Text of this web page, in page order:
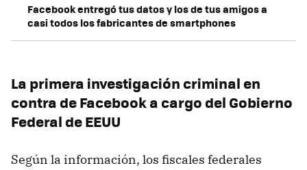
Facebook entregó tus datos y los de tus amigos a
casi todos los fabricantes de smartphones
La primera investigación criminal en
contra de Facebook a cargo del Gobierno
Federal de EEUU
Según la información, los fiscales federales